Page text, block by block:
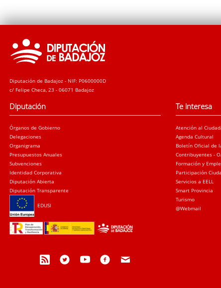
Diputación de Badajoz - NIF: P0600000D
c/ Felipe Checa, 23 - 06071 Badajoz
Diputación
Órganos de Gobierno
Delegaciones
Organigrama
Presupuestos Anuales
Subvenciones
Identidad Corporativa
Diputación Abierta
Diputación Transparente
EDUSI
Te interesa
Atención al
Agenda Cultural
Boletín Oficial de
Contribuyentes -
Formación y
Participación
Servicios a EELL
Smart Provincia
Turismo
@Webmail